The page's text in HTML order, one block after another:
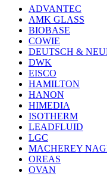
ADVANTEC
AMK GLASS
BIOBASE
COWIE
DEUTSCH &
DWK
EISCO
HAMILTON
HANON
HIMEDIA
ISOTHERM
LEADFLUID
LGC
MACHEREY
OREAS
OVAN